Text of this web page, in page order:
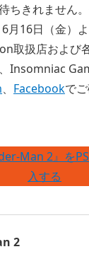
ちきれません
月16日（金）
取扱店および
Insomniac
、 Facebookで
Man 2』を
入する
2